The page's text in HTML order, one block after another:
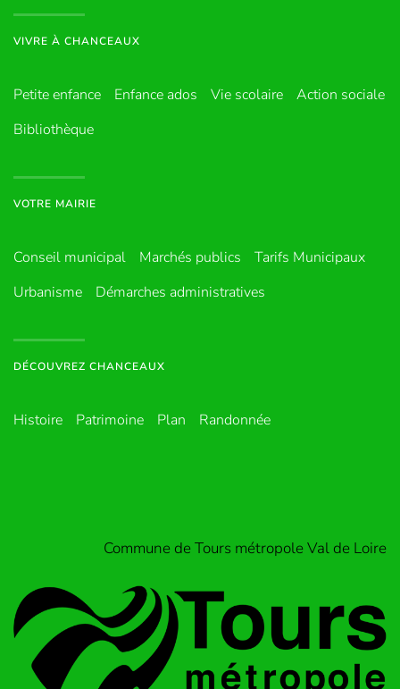
VIVRE À CHANCEAUX
Petite enfance Enfance ados Vie scolaire
Action sociale
Bibliothèque
VOTRE MAIRIE
Conseil municipal Marchés publics
Tarifs Municipaux
Urbanisme
Démarches administratives
DÉCOUVREZ CHANCEAUX
Histoire Patrimoine Plan Randonnée
Commune de Tours métropole Val de Loire